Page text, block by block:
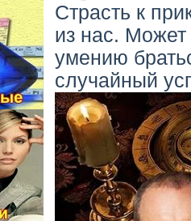
Страсть к
из нас. Может
умению
случайный